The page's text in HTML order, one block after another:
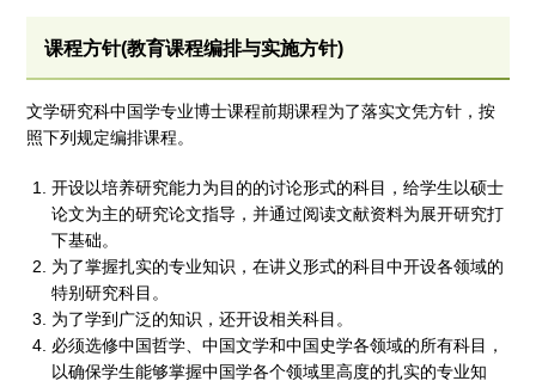
课程方针(教育课程编排与实施方针)
文学研究科中国学专业博士课程前期课程为了落实文凭方针，按
照下列规定编排课程。
开设以培养研究能力为目的的讨论形式的科目，给学生以硕士
论文为主的研究论文指导，并通过阅读文献资料为展开研究打
下基础。
为了掌握扎实的专业知识，在讲义形式的科目中开设各领域的
特别研究科目。
为了学到广泛的知识，还开设相关科目。
必须选修中国哲学、中国文学和中国史学各领域的所有科目，
以确保学生能够掌握中国学各个领域里高度的扎实的专业知